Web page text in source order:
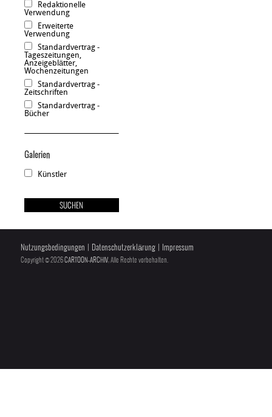
Redaktionelle
Verwendung
Erweiterte
Verwendung
Standardvertrag -
Tageszeitungen,
Anzeigeblätter,
Wochenzeitungen
Standardvertrag -
Zeitschriften
Standardvertrag -
Bücher
Galerien
Künstler
Nutzungsbedingungen Datenschutzerklärung Impressum
Copyright © 2026CARTOON-ARCHIV, Alle Rechte vorbehalten.